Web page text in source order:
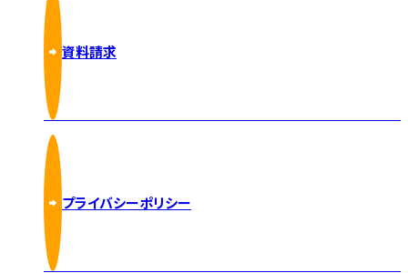
資料請求
プライバシーポリシー